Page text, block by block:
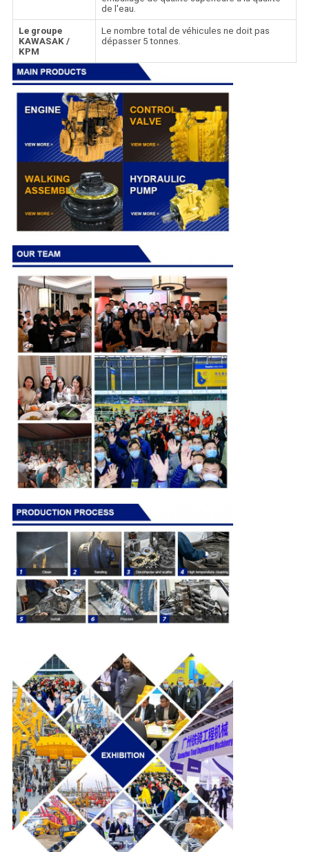
de l'eau.
Le groupe
KAWASAK /
KPM
Le nombre total de véhicules ne doit pas
dépasser 5 tonnes.